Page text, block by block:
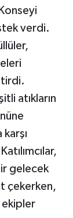
verdi.
atıkların
gelecek
çekerken,
ekipler